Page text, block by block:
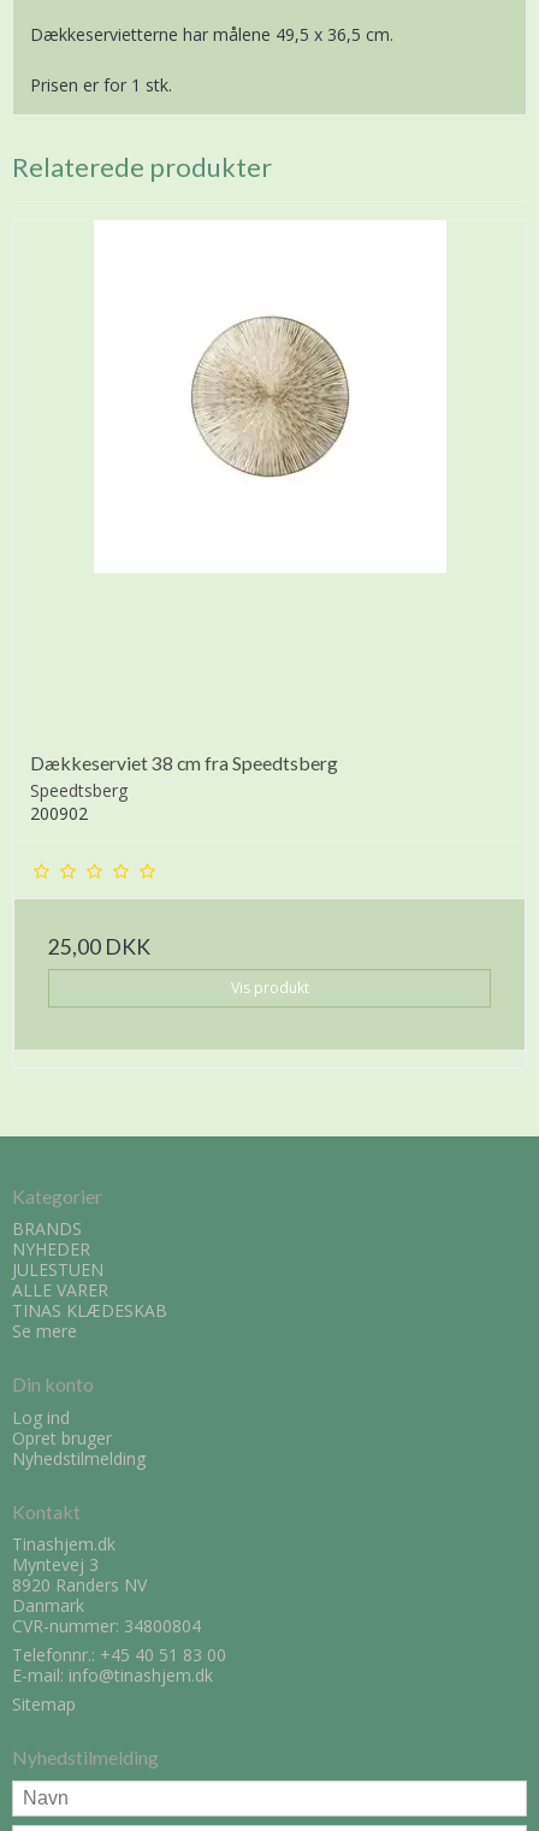
Dækkeservietterne har målene 49,5 x 36,5 cm.
Prisen er for 1 stk.
Relaterede produkter
Dækkeserviet 38 cm fra Speedtsberg
Speedtsberg
200902
25,00 DKK
Vis produkt
Kategorier
BRANDS
NYHEDER
JULESTUEN
ALLE VARER
TINAS KLÆDESKAB
Se mere
Din konto
Log ind
Opret bruger
Nyhedstilmelding
Kontakt
Tinashjem.dk
Myntevej 3
8920 Randers NV
Danmark
CVR-nummer: 34800804
Telefonnr.: +45 40 51 83 00
E-mail: info@tinashjem.dk
Sitemap
Nyhedstilmelding